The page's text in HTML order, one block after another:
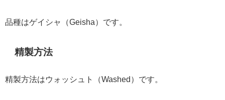
品種はゲイシャ（Geisha）です。
精製方法
精製方法はウォッシュト（Washed）です。